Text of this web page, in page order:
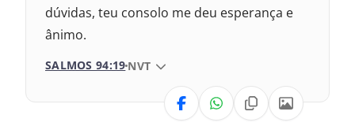
dúvidas, teu consolo me deu esperança e
ânimo.
SALMOS 94:19 VERSÃO DA BÍBLIA
NVT
VERSÃO